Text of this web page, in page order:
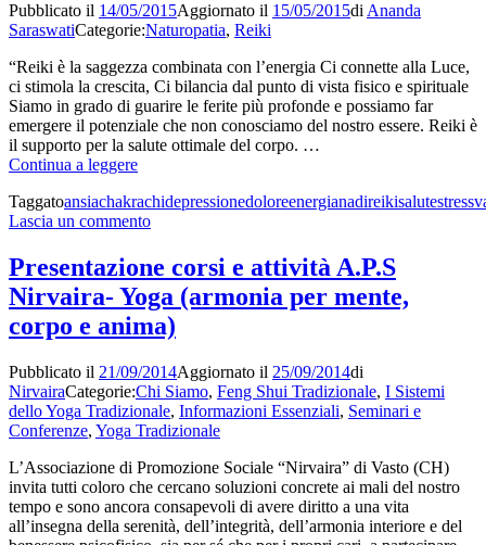
Pubblicato il 14/05/2015Aggiornato il 15/05/2015di Ananda
SaraswatiCategorie:Naturopatia, Reiki
“Reiki è la saggezza combinata con l’energia Ci connette alla Luce,
ci stimola la crescita, Ci bilancia dal punto di vista fisico e spirituale
Siamo in grado di guarire le ferite più profonde e possiamo far
emergere il potenziale che non conosciamo del nostro essere. Reiki è
il supporto per la salute ottimale del corpo. …
Continua a leggereAlcune
da
tener
circa
i
trattamenti
Reiki
Taggatoansiachakrachidepressionedoloreenergianadireikisalutestress
Lascia un commentosu
precisazioni
da
tener
presenti
circa
trattamenti
Reiki
Presentazione corsi e attività A.P.S
Nirvaira- Yoga (armonia per mente,
corpo e anima)
Pubblicato il 21/09/2014Aggiornato il 25/09/2014di
NirvairaCategorie:Chi Siamo, Feng Shui Tradizionale, I Sistemi
dello Yoga Tradizionale, Informazioni Essenziali, Seminari e
Conferenze, Yoga Tradizionale
L’Associazione di Promozione Sociale “Nirvaira” di Vasto (CH)
invita tutti coloro che cercano soluzioni concrete ai mali del nostro
tempo e sono ancora consapevoli di avere diritto a una vita
all’insegna della serenità, dell’integrità, dell’armonia interiore e del